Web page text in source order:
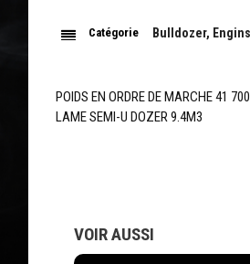
Catégorie Bulldozer,
POIDS EN ORDRE DE MARCHE 41
LAME SEMI-U DOZER 9.4M3
VOIR AUSSI